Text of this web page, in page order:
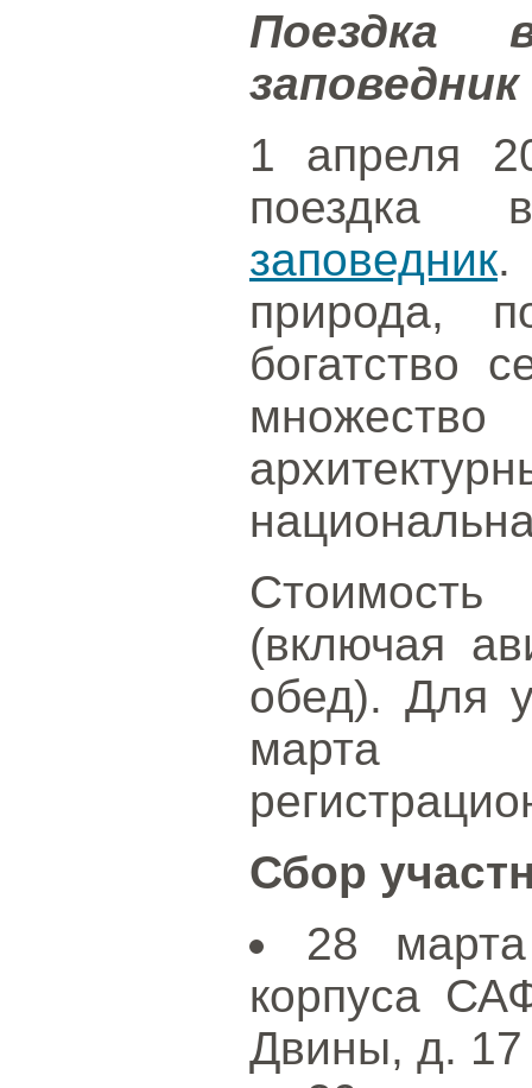
Поездка
заповедник
1 апреля
заповедник.
природа,
богатство
(включая
обед). Для
марта
Сбор
28
корпуса
Двины, д.